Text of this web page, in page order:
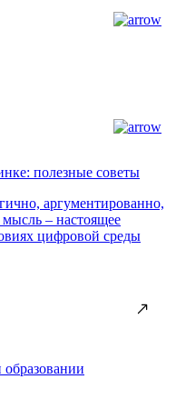
полезные советы
аргументированно,
мысль – настоящее
цифровой среды